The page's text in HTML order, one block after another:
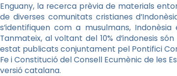
Enguany, la recerca prèvia de materials
de diverses comunitats cristianes
s’identifiquen com a musulmans,
Tanmateix, al voltant del 10% d’indonesis
estat publicats conjuntament pel Pontifici
Fe i Constitució del Consell Ecumènic de les
versió catalana.